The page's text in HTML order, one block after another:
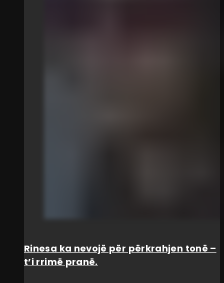
Rinesa ka nevojë për përkrahjen tonë –
t’i rrimë pranë.